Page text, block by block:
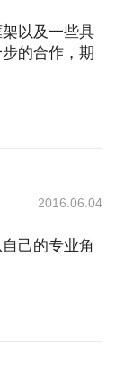
以及一些具
的合作，期
2016.06.04
己的专业角